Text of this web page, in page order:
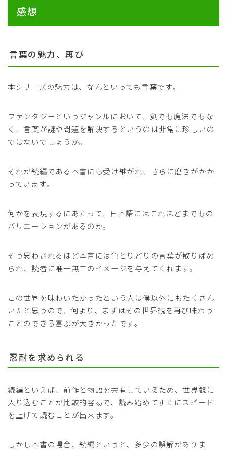
感想
言葉の魅力、再び
本シリーズの魅力は、なんといっても言葉です。
ファンタジーというジャンルにおいて、剣でも魔法でもな
く、言葉が謎や問題を解決するというのは非常に珍しいの
ではないでしょうか。
それが続編である本書にも受け継がれ、さらに磨きがかか
っています。
何かを表現するにあたって、日本語にはこれほどまでもの
バリエーションがあるのか。
そう思わされるほど本書には色とりどりの言葉が散りばめ
られ、読者に唯一無二のイメージを与えてくれます。
この世界を味わいたかったという人は僕以外にもたくさん
いたと思うので、何より、まずはその世界観を再び味わう
ことのできる喜ぶが大きかったです。
忍耐を求められる
続編といえば、前作と物語を共有しているため、世界観に
入り込むことが比較的容易で、読み始めてすぐにスピード
を上げて読むことが出来ます。
しかし本書の場合、続編というと、多少の誤解がありま